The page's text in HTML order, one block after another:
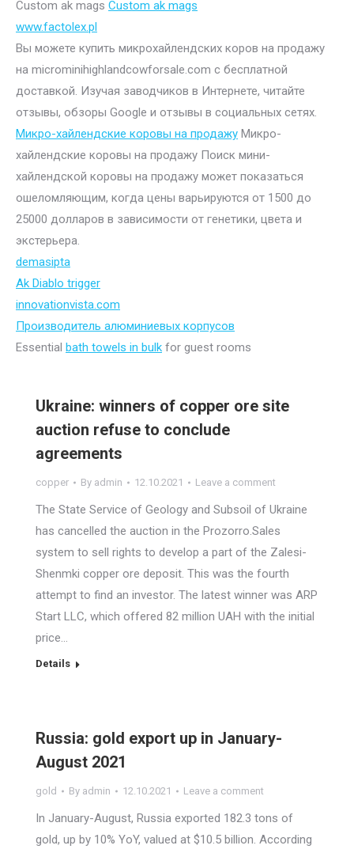
Custom ak mags Custom ak mags
www.factolex.pl
Вы можете купить микрохайлендских коров на продажу
на microminihighlandcowforsale.com с бесплатной
доставкой. Изучая заводчиков в Интернете, читайте
отзывы, обзоры Google и отзывы в социальных сетях.
Микро-хайлендские коровы на продажу Микро-
хайлендские коровы на продажу Поиск мини-
хайлендской коровы на продажу может показаться
ошеломляющим, когда цены варьируются от 1500 до
25000 долларов в зависимости от генетики, цвета и
экстерьера.
demasipta
Ak Diablo trigger
innovationvista.com
Производитель алюминиевых корпусов
Essential bath towels in bulk for guest rooms
Ukraine: winners of copper ore site
auction refuse to conclude
agreements
copper By admin 12.10.2021 Leave a comment
The State Service of Geology and Subsoil of Ukraine
has cancelled the auction in the Prozorro.Sales
system to sell rights to develop a part of the Zalesi-
Shenmki copper ore deposit. This was the fourth
attempt to find an investor. The latest winner was ARP
Start LLC, which offered 82 million UAH with the initial
price…
Details
Russia: gold export up in January-
August 2021
gold By admin 12.10.2021 Leave a comment
In January-August, Russia exported 182.3 tons of
gold, up by 10% YoY, valued at $10.5 billion. According